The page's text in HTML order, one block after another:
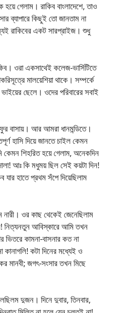
গেলাম। রাকিব বাংলাদেশে, তাও
ব্যাপারে কিছুই তো জানতাম না
রাকিবের একট সারপ্রাইজ। শুধু
ওরা একসাথেই কলেজ-ভার্সিটিতে
মালয়েশিয়া থাকে। সম্পর্কে
ছেলে। ওদের পরিবারের সবাই
বাসায়। আর আমরা ধানমন্ডিতে।
হাসি দিয়ে জানতে চাইল কেমন
শিহরিত হয়ে গেলাম, অনেকদিন
আঃ কি মধুময় ছিল সেই কয়টা দিন!
হাতে প্রথম সঁপে দিয়েছিলাম
নারী। ওর কাছ থেকেই জেনেছিলাম
নিত্যনতুন আবিস্কারে আমি তখন
কামনা-বাসনার কত না
কটা দিনের মধ্যেই ও
মানবী; জগৎ-সংসার তখন মিছে
দুজন। দিনে দুবার, তিনবার,